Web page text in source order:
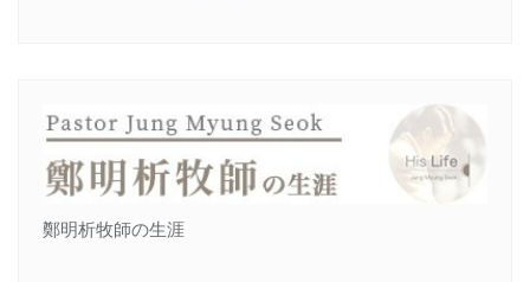
鄭明析牧師の生涯